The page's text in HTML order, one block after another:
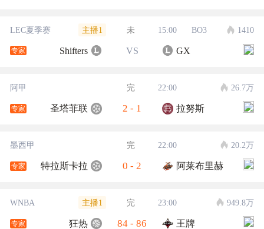
LEC夏季赛 主播1 未 15:00 BO3 1410
专家 Shifters VS GX
阿甲 完 22:00 26.7万
专家 圣塔菲联 2 - 1 拉努斯
墨西甲 完 22:00 20.2万
专家 特拉斯卡拉 0 - 2 阿莱布里赫
WNBA 主播1 完 23:00 949.8万
专家 狂热 84 - 86 王牌